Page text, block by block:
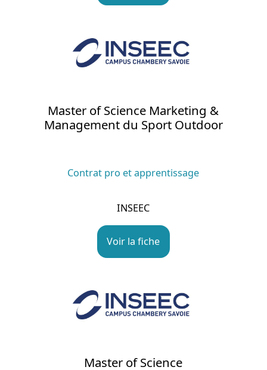
Master of Science Marketing &
Management du Sport Outdoor
Contrat pro et apprentissage
INSEEC
Voir la fiche
Master of Science